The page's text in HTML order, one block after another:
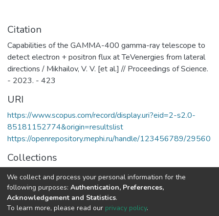
способностей и навыков
профессионального самоопределения
и профессионального саморазвития.
Основными целями и задачами
(фундаментальной) базовой
подготовки студентов бакалавриата и
специалитета; поддержка и развитие у
студентов стремления к осознанному
(САЕ и др.) и на факультетах
Университета; обеспечение
преемственности образовательных
программ общего среднего и высшего
российском и мировом рынке
образовательных услуг.
Citation
Capabilities of the GAMMA-400 gamma-ray telescope to
detect electron + positron flux at TeVenergies from lateral
directions / Mikhailov, V. V. [et al.] // Proceedings of Science.
- 2023. - 423
URI
https://www.scopus.com/record/display.uri?eid=2-s2.0-
85181152774&origin=resultslist
https://openrepository.mephi.ru/handle/123456789/29560
Collections
Публикации
Full item page
We collect and process your personal information for the
following purposes: Authentication, Preferences,
Acknowledgement and Statistics.
To learn more, please read our privacy policy.